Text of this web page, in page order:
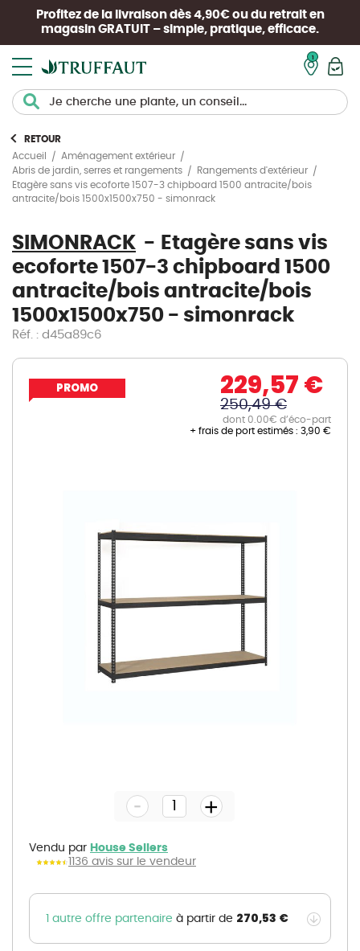
Profitez de la livraison dès 4,90€ ou du retrait en
magasin GRATUIT – simple, pratique, efficace.
RETOUR
Accueil
Aménagement extérieur
Abris de jardin, serres et rangements
Rangements d'extérieur
Etagère sans vis ecoforte 1507-3 chipboard 1500 antracite/bois
antracite/bois 1500x1500x750 - simonrack
SIMONRACK
Etagère sans vis
ecoforte 1507-3 chipboard 1500
antracite/bois antracite/bois
1500x1500x750 - simonrack
Réf. : d45a89c6
PROMO 229,57 €
250,49 €
dont 0.00€ d’éco-part
+ frais de port estimés : 3,90 €
gallery
Vendu par House Sellers
1136 avis sur le vendeur
- +
1 autre offre partenaire à partir de 270,53 €